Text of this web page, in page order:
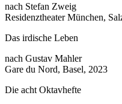
nach Stefan Zweig
Residenztheater München,
Das irdische Leben
nach Gustav Mahler
Gare du Nord, Basel, 2023
Die acht Oktavhefte